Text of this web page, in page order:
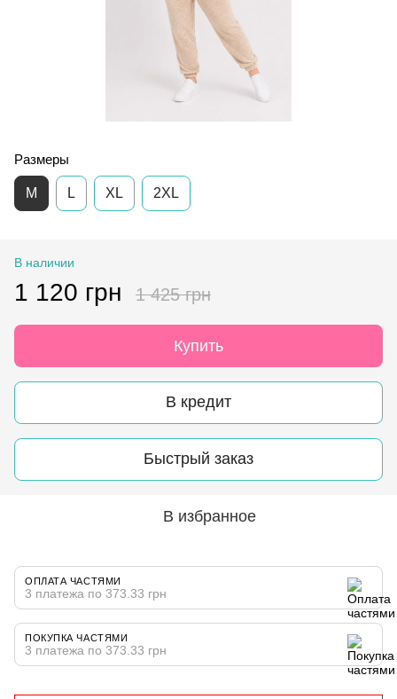
Размеры
M L XL 2XL
В наличии
1 120 грн 1 425 грн
Купить
В кредит
Быстрый заказ
В избранное
ОПЛАТА ЧАСТЯМИ
3 платежа по 373.33 грн
ПОКУПКА ЧАСТЯМИ
3 платежа по 373.33 грн